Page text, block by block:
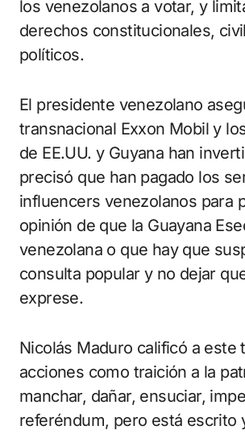
los venezolanos a votar, y
derechos constitucionales,
políticos.
El presidente venezolano
transnacional Exxon Mobil y
de EE.UU. y Guyana han
precisó que han pagado los
influencers venezolanos para
opinión de que la Guayana
venezolana o que hay que
consulta popular y no dejar
exprese.
Nicolás Maduro calificó a este
acciones como traición a la
manchar, dañar, ensuciar,
referéndum, pero está escrito